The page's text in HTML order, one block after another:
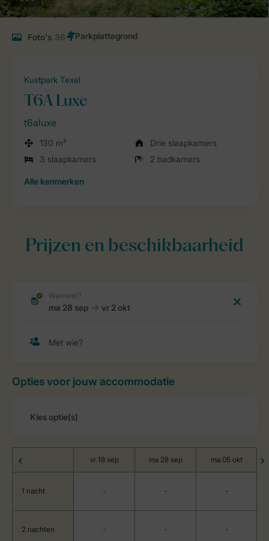
Foto's 36
Kustpark Texel
T6A Luxe
t6aluxe
130 m²
Drie slaapkamers
3 slaapkamers
2 badkamers
Alle kenmerken
Prijzen en beschikbaarheid
Opties voor jouw accommodatie
vr 18 sep ma 28 sep ma 05 okt
1 nacht - - -
2 nachten - - -